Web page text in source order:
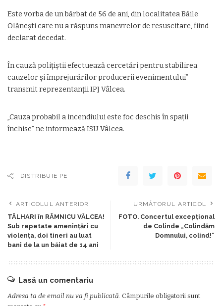
Este vorba de un bărbat de 56 de ani, din localitatea Băile
Olănești care nu a răspuns manevrelor de resuscitare, fiind
declarat decedat.
În cauză polițiștii efectuează cercetări pentru stabilirea
cauzelor și împrejurărilor producerii evenimentului”
transmit reprezentanții IPJ Vâlcea.
„Cauza probabil a incendiului este foc deschis în spații
închise” ne informează ISU Vâlcea.
DISTRIBUIE PE
ARTICOLUL ANTERIOR
TÂLHARI în RÂMNICU VÂLCEA!
Sub repetate amenințări cu
violența, doi tineri au luat
bani de la un băiat de 14 ani
URMĂTORUL ARTICOL
FOTO. Concertul excepțional
de Colinde „Colindăm
Domnului, colind!”
Lasă un comentariu
Adresa ta de email nu va fi publicată. Câmpurile obligatorii sunt